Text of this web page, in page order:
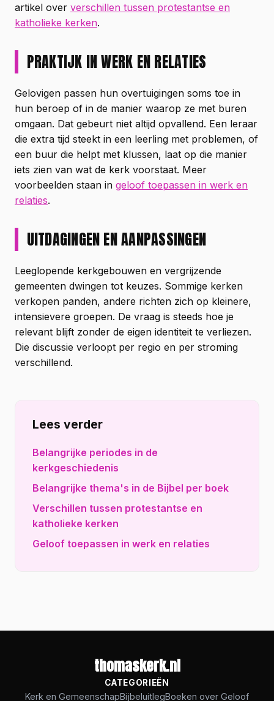
artikel over verschillen tussen protestantse en
katholieke kerken.
PRAKTIJK IN WERK EN RELATIES
Gelovigen passen hun overtuigingen soms toe in
hun beroep of in de manier waarop ze met buren
omgaan. Dat gebeurt niet altijd opvallend. Een leraar
die extra tijd steekt in een leerling met problemen, of
een buur die helpt met klussen, laat op die manier
iets zien van wat de kerk voorstaat. Meer
voorbeelden staan in geloof toepassen in werk en
relaties.
UITDAGINGEN EN AANPASSINGEN
Leeglopende kerkgebouwen en vergrijzende
gemeenten dwingen tot keuzes. Sommige kerken
verkopen panden, andere richten zich op kleinere,
intensievere groepen. De vraag is steeds hoe je
relevant blijft zonder de eigen identiteit te verliezen.
Die discussie verloopt per regio en per stroming
verschillend.
Lees verder
Belangrijke periodes in de
kerkgeschiedenis
Belangrijke thema's in de Bijbel per boek
Verschillen tussen protestantse en
katholieke kerken
Geloof toepassen in werk en relaties
thomaskerk.nl
CATEGORIEËN
Kerk en GemeenschapBijbeluitlegBoeken over Geloof